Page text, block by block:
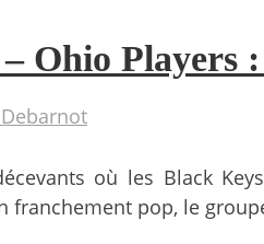
Ohio
où les Black
franchement pop, le